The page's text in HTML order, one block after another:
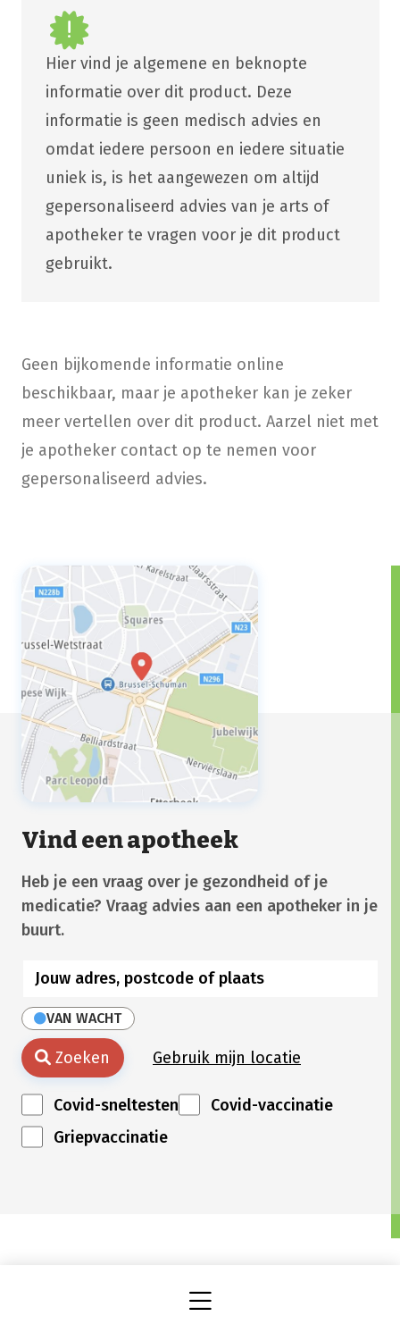
Hier vind je algemene en beknopte
informatie over dit product. Deze
informatie is geen medisch advies en
omdat iedere persoon en iedere situatie
uniek is, is het aangewezen om altijd
gepersonaliseerd advies van je arts of
apotheker te vragen voor je dit product
gebruikt.
Geen bijkomende informatie online
beschikbaar, maar je apotheker kan je zeker
meer vertellen over dit product. Aarzel niet met
je apotheker contact op te nemen voor
gepersonaliseerd advies.
Vind een apotheek
Heb je een vraag over je gezondheid of je
medicatie? Vraag advies aan een apotheker in je
buurt.
VAN WACHT
Zoeken Gebruik mijn locatie
Covid-sneltesten
Covid-vaccinatie
Griepvaccinatie